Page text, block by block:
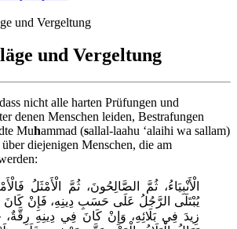
und Vergeltung
und Vergeltung
nicht alle harten Prüfungen und
denen Menschen leiden, Bestrafungen
Muhammad (sallal-laahu ‘alaihi wa sallam)
diejenigen Menschen, die am
الْأَنْبِيَاءُ، ثُمَّ الصَّالِحُونَ، ثُمَّ الْأَمْثَلُ
يُبْتَلَى الرَّجُلُ عَلَى حَسَبِ دِينِهِ، فَإِنْ كَانَ
زِيدَ فِي بَلَائِهِ، وَإِنْ كَانَ فِي دِينِهِ